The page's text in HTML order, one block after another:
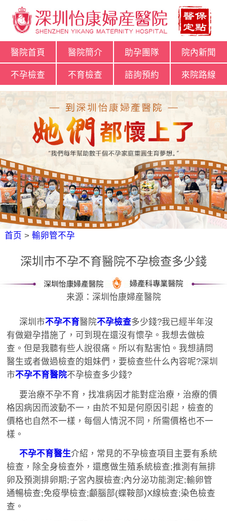
醫院首頁 醫院簡介 助孕團隊 院內新聞
不孕檢查 不育檢查 諮詢預約 來院路線
首页 > 輸卵管不孕
深圳市不孕不育醫院不孕檢查多少錢
来源：深圳怡康婦産醫院
深圳市不孕不育醫院不孕檢查多少錢?我已經半年沒
有做避孕措施了，可到現在還沒有懷孕。我想去做檢
查。但是我聽有些人說很痛。所以有點害怕。我想請問
醫生或者做過檢查的姐妹們，要檢查些什么內容呢?深圳
市不孕不育醫院不孕檢查多少錢?
要治療不孕不育，找准病因才能對症治療，治療的價
格因病因而波動不一，由於不知是何原因引起，檢查的
價格也自然不一樣，每個人情況不同，所需價格也不一
樣。
不孕不育醫生介紹，常見的不孕檢查項目主要有系統
檢查，除全身檢查外，還應做生殖系統檢查;推測有無排
卵及預測排卵期;子宮內膜檢查;內分泌功能測定;輸卵管
通暢檢查;免疫學檢查;顱腦部(蝶鞍部)X線檢查;染色檢查
查。